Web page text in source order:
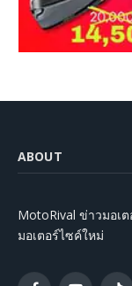
ABOUT
MotoRival ข่าวมอเ
มอเตอร์ไซค์ใหม่